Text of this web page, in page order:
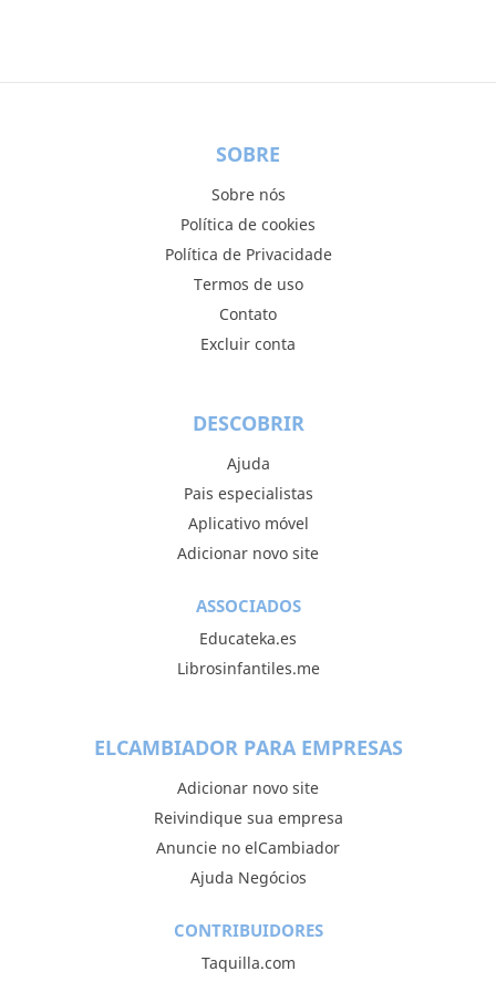
SOBRE
Sobre nós
Política de cookies
Política de Privacidade
Termos de uso
Contato
Excluir conta
DESCOBRIR
Ajuda
Pais especialistas
Aplicativo móvel
Adicionar novo site
ASSOCIADOS
Educateka.es
Librosinfantiles.me
ELCAMBIADOR PARA EMPRESAS
Adicionar novo site
Reivindique sua empresa
Anuncie no elCambiador
Ajuda Negócios
CONTRIBUIDORES
Taquilla.com